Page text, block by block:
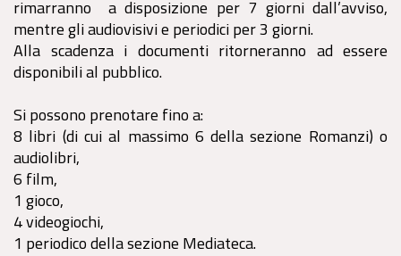
rimarranno a disposizione per 7 giorni dall’avviso,
mentre gli audiovisivi e periodici per 3 giorni.
Alla scadenza i documenti ritorneranno ad essere
disponibili al pubblico.
Si possono prenotare fino a:
8 libri (di cui al massimo 6 della sezione Romanzi) o
audiolibri,
6 film,
1 gioco,
4 videogiochi,
1 periodico della sezione Mediateca.